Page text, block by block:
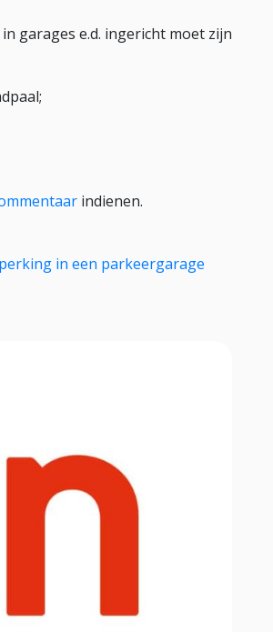
garages e.d. ingericht moet zijn
indienen.
in een parkeergarage